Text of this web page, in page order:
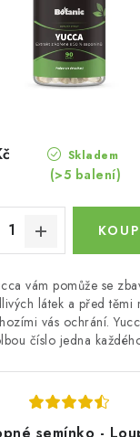
Skladem
(>5 balení)
vám pomůže se
látek a před těmi
vás ochrání.
číslo jedna
semínko -